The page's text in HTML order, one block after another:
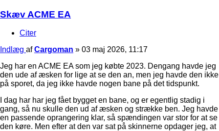
Skæv ACME EA
Citer
Indlæg afCargoman » 03 maj 2026, 11:17
Jeg har en ACME EA som jeg købte 2023. Dengang havde jeg
den ude af æsken for lige at se den an, men jeg havde den ikke
på sporet, da jeg ikke havde nogen bane på det tidspunkt.
I dag har har jeg fået bygget en bane, og er egentlig stadig i
gang, så nu skulle den ud af æsken og strække ben. Jeg havde
en passende oprangering klar, så spændingen var stor for at se
den køre. Men efter at den var sat på skinnerne opdager jeg, at